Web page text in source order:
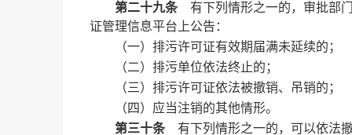
第二十九条有下列情形之一的，审批部门
证管理信息平台上公告：
（一）排污许可证有效期届满未延续的；
（二）排污单位依法终止的；
（三）排污许可证依法被撤销、吊销的；
（四）应当注销的其他情形。
第三十条有下列情形之一的，可以依法